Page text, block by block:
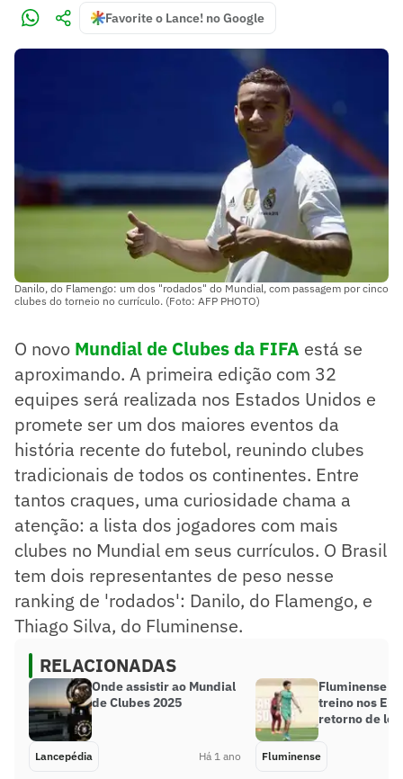
Favorite o Lance! no Google
Danilo, do Flamengo: um dos "rodados" do Mundial, com passagem por cinco
clubes do torneio no currículo. (Foto: AFP PHOTO)
O novo Mundial de Clubes da FIFA está se
aproximando. A primeira edição com 32
equipes será realizada nos Estados Unidos e
promete ser um dos maiores eventos da
história recente do futebol, reunindo clubes
tradicionais de todos os continentes. Entre
tantos craques, uma curiosidade chama a
atenção: a lista dos jogadores com mais
clubes no Mundial em seus currículos. O Brasil
tem dois representantes de peso nesse
ranking de 'rodados': Danilo, do Flamengo, e
Thiago Silva, do Fluminense.
RELACIONADAS
Onde assistir ao Mundial
de Clubes 2025
Lancepédia Há 1 ano
Fluminense
treino nos
retorno de
Fluminense